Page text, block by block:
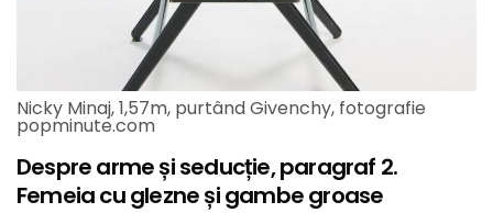
Nicky Minaj, 1,57m, purtând Givenchy, fotografie
popminute.com
Despre arme și seducție, paragraf 2.
Femeia cu glezne și gambe groase